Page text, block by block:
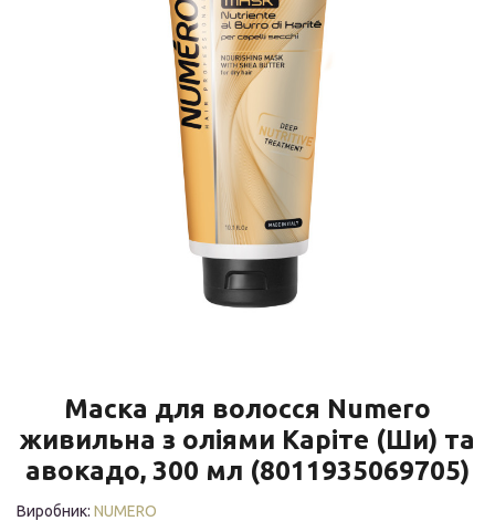
Маска для волосся Numero
живильна з оліями Каріте (Ши) та
авокадо, 300 мл (8011935069705)
Виробник: NUMERO